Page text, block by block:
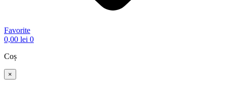
Favorite
0,00 lei 0
Coș
×